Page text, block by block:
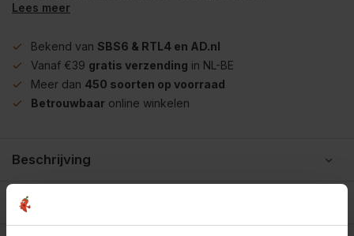
Lees meer
Bekend van SBS6 & RTL4 en AD.nl
Vanaf €39 gratis verzending in NL-BE
Meer dan 450 soorten op voorraad
Betrouwbaar online winkelen
Beschrijving
Reviews